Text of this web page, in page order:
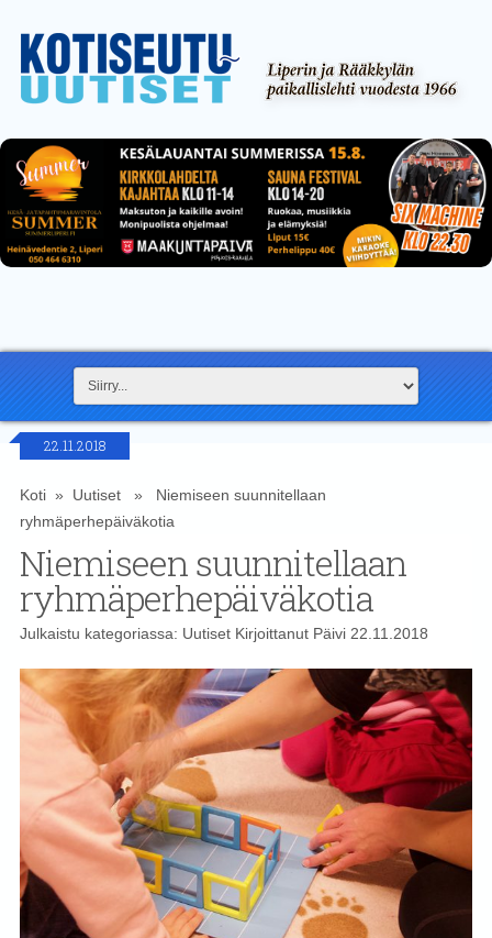
22.11.2018
Koti» Uutiset» Niemiseen suunnitellaan
ryhmäperhepäiväkotia
Niemiseen suunnitellaan
ryhmäperhepäiväkotia
Julkaistu kategoriassa: UutisetKirjoittanut Päivi22.11.2018